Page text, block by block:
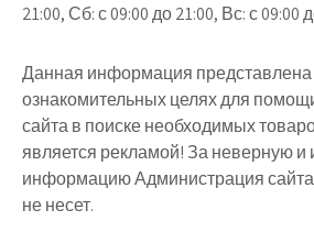
21:00, Сб: с 09:00 до 21:00, Вс: с 09:00
Данная информация представлена
ознакомительных целях для
сайта в поиске необходимых
является рекламой! За неверную
информацию Администрация сайта
не несет.